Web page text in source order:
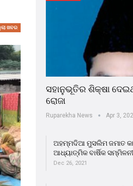
ଖବର
ସହାନୁଭୂତିର ଶିକ୍ଷା
ରୋଜା
Ruparekha News Apr 3,
ଅହମ୍ମଦିଆ ମୁସଲିମ ଜମାତ
ଆଧ୍ୟାତ୍ମିକ ବାର୍ଷିକ
Dec 26, 2021